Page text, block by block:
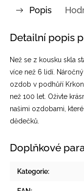
Popis
Detailní popis
Než se z kousku skla
více než 6 lidí.
ozdob v podhůří
než 100 let. Oživte
našimi ozdobami,
dědečků.
Doplňkové
Kategorie: